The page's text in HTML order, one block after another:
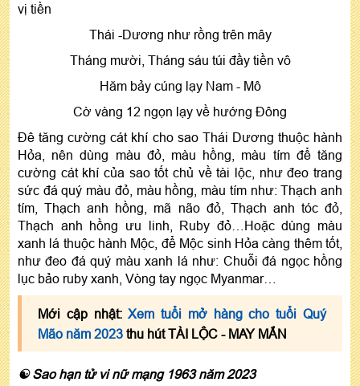
vị tiền
Thái -Dương như rồng trên mây
Tháng mười, Tháng sáu túi đầy tiền vô
Hăm bảy cúng lạy Nam - Mô
Cờ vàng 12 ngọn lạy về hướng Đông
Đê tăng cường cát khí cho sao Thái Dương thuộc hành
Hỏa, nên dùng màu đỏ, màu hồng, màu tím để tăng
cường cát khí của sao tốt chủ về tài lộc, như đeo trang
sức đá quý màu đỏ, màu hồng, màu tím như: Thạch anh
tím, Thạch anh hồng, mã não đỏ, Thạch anh tóc đỏ,
Thạch anh hồng ưu linh, Ruby đỏ…Hoặc dùng màu
xanh lá thuộc hành Mộc, để Mộc sinh Hỏa càng thêm tốt,
như đeo đá quý màu xanh lá như: Chuỗi đá ngọc hồng
lục bảo ruby xanh, Vòng tay ngọc Myanmar…
Mới cập nhật:Xem tuổi mở hàng cho tuổi Quý
Mão năm 2023 thu hút TÀI LỘC - MAY MẮN
☯ Sao hạn tử vi nữ mạng 1963 năm 2023